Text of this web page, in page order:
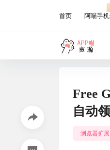
首页 阿喵手
Free
自动
浏览器扩展